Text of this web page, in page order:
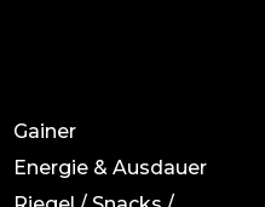
Gainer
Energie & Ausdauer